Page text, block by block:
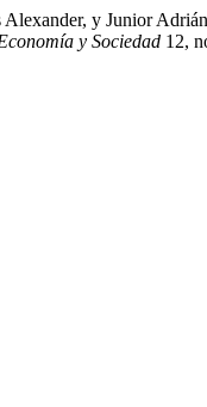
y Junior
y Sociedad 12,